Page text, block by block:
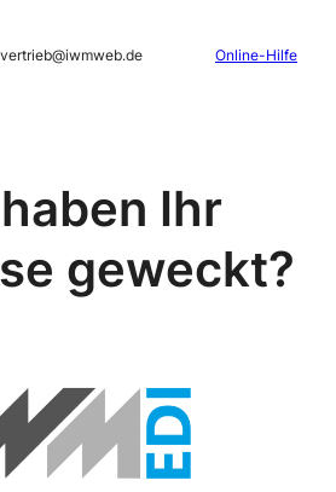
vertrieb@iwmweb.de Online-Hilfe
Ihr
geweckt?